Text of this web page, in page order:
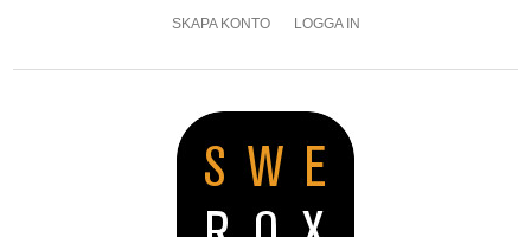
SKAPA KONTO LOGGA IN